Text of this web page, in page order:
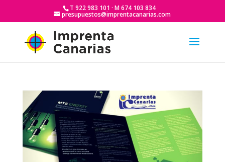
T 922 983 101 · M 674 103 834
presupuestos@imprentacanarias.com